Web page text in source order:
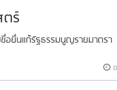
ตร์
อยื่นแก้รัฐธรรมนูญรายมาตรา